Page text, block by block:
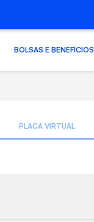
BOLSAS E BENEFÍCIOS
PLACA VIRTUAL